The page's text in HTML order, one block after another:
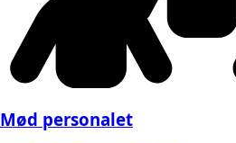
Mød personalet